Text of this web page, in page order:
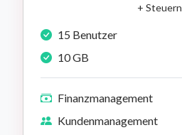
+ Steuern
15 Benutzer
10 GB
Finanzmanagement
Kundenmanagement